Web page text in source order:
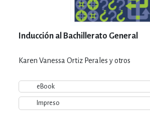
Inducción al Bachillerato General
Karen Vanessa Ortiz Perales y otros
eBook
Impreso